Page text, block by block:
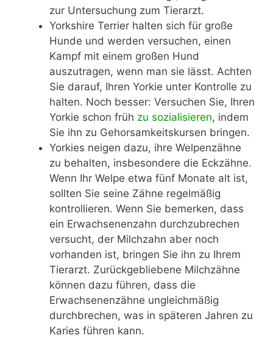
zur Untersuchung zum Tierarzt.
Yorkshire Terrier halten sich für große
Hunde und werden versuchen, einen
Kampf mit einem großen Hund
auszutragen, wenn man sie lässt. Achten
Sie darauf, Ihren Yorkie unter Kontrolle zu
halten. Noch besser: Versuchen Sie, Ihren
Yorkie schon früh zu sozialisieren, indem
Sie ihn zu Gehorsamkeitskursen bringen.
Yorkies neigen dazu, ihre Welpenzähne
zu behalten, insbesondere die Eckzähne.
Wenn Ihr Welpe etwa fünf Monate alt ist,
sollten Sie seine Zähne regelmäßig
kontrollieren. Wenn Sie bemerken, dass
ein Erwachsenenzahn durchzubrechen
versucht, der Milchzahn aber noch
vorhanden ist, bringen Sie ihn zu Ihrem
Tierarzt. Zurückgebliebene Milchzähne
können dazu führen, dass die
Erwachsenenzähne ungleichmäßig
durchbrechen, was in späteren Jahren zu
Karies führen kann.